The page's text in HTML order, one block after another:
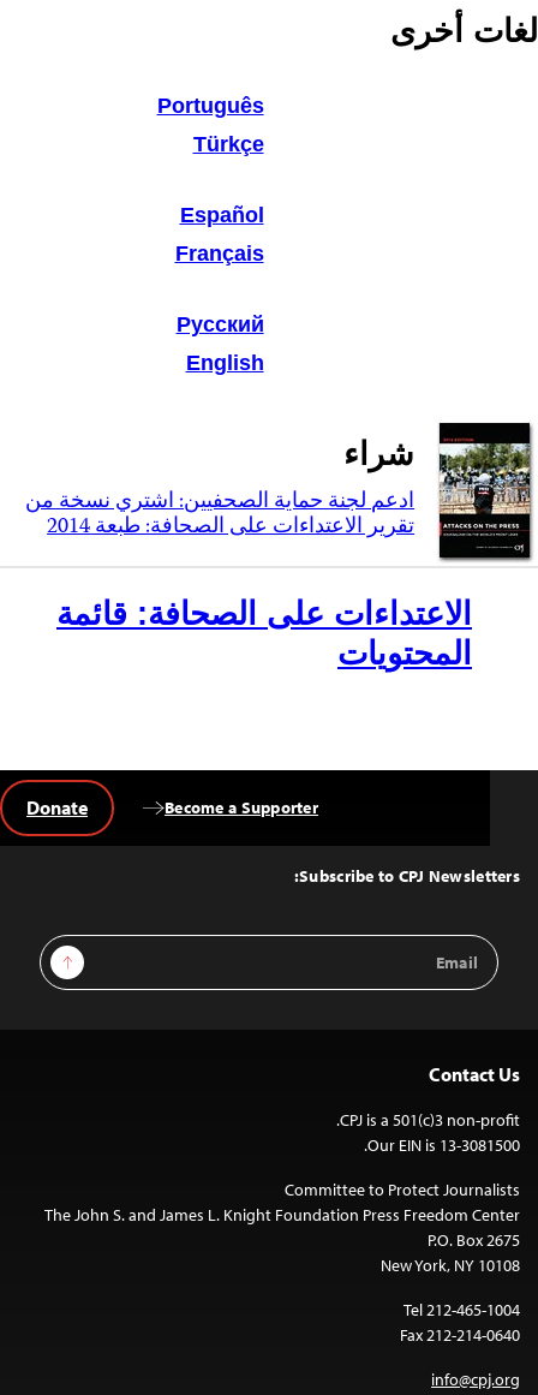
لغات أخرى
Português
Türkçe
Español
Français
Русский
English
شراء
ادعم لجنة حماية الصحفيين: اشتري نسخة من
تقرير الاعتداءات على الصحافة: طبعة 2014
الاعتداءات على الصحافة: قائمة
المحتويات
Top
Subscribe to CPJ Newsletters:
Email
Address
Sign Up
Become a Supporter
Donate
Contact Us
CPJ is a 501(c)3 non-profit.
Our EIN is 13-3081500.
Committee to Protect Journalists
The John S. and James L. Knight Foundation Press Freedom Center
P.O. Box 2675
New York, NY 10108
Tel 212-465-1004
Fax 212-214-0640
info@cpj.org